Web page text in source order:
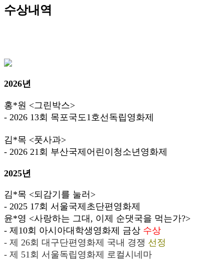
수상내역
2026년
홍*원 <그린박스>
- 2026 13회 목포국도1호선독립영화제
김*목 <풋사과>
- 2026 21회 부산국제어린이청소년영화제
2025년
김*목 <되감기를 눌러>
- 2025 17회 서울국제초단편영화제
윤*영 <사랑하는 그대, 이제 순댓국을 먹는가?>
- 제10회 아시아대학생영화제 금상 수상
- 제 26회 대구단편영화제 국내 경쟁 선정
- 제 51회 서울독립영화제 로컬시네마